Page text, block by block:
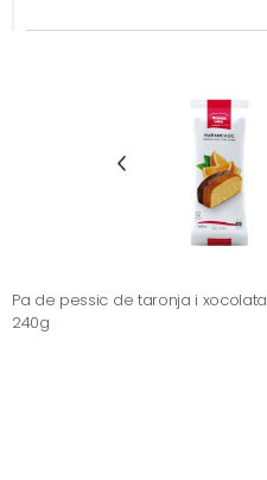
Pa de pessic de taronja i xocolata
240g